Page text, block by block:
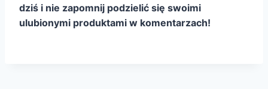
dziś i nie zapomnij podzielić się swoimi
ulubionymi produktami w komentarzach!